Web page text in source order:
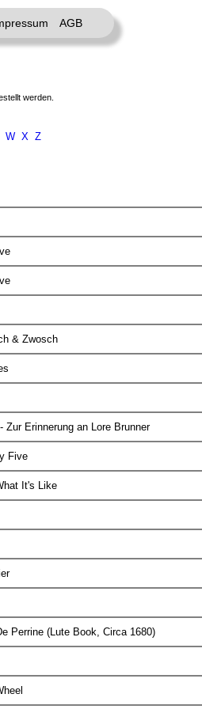
AGB
werden.
W X Z
& Zwosch
Zur Erinnerung an Lore Brunner
Five
It's Like
Perrine (Lute Book, Circa 1680)